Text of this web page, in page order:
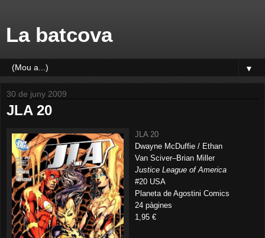
La batcova
▼
30 de juny 2009
JLA 20
JLA 20
Dwayne McDuffie / Ethan
Van Sciver–Brian Miller
Justice League of America
#20 USA
Planeta de Agostini Comics
24 pàgines
1,95 €